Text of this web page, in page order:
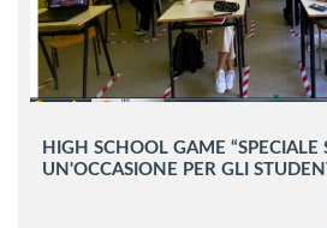
HIGH SCHOOL GAME “SPECIALE
UN'OCCASIONE PER GLI